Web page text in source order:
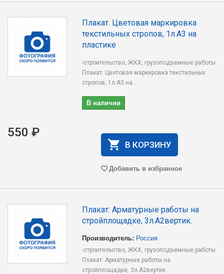
Плакат. Цветовая маркировка
текстильных стропов, 1л.А3 на
пластике
-строительство, ЖКХ, грузоподъемные работы
Плакат. Цветовая маркировка текстильных
стропов, 1л.А3 на..
В наличии
550 ₽
В КОРЗИНУ
Добавить в избранное
Плакат: Арматурные работы на
стройплощадке, 3л.А2вертик.
Производитель: Россия
-строительство, ЖКХ, грузоподъемные работы
Плакат: Арматурные работы на
стройплощадке, 3л.А2вертик...